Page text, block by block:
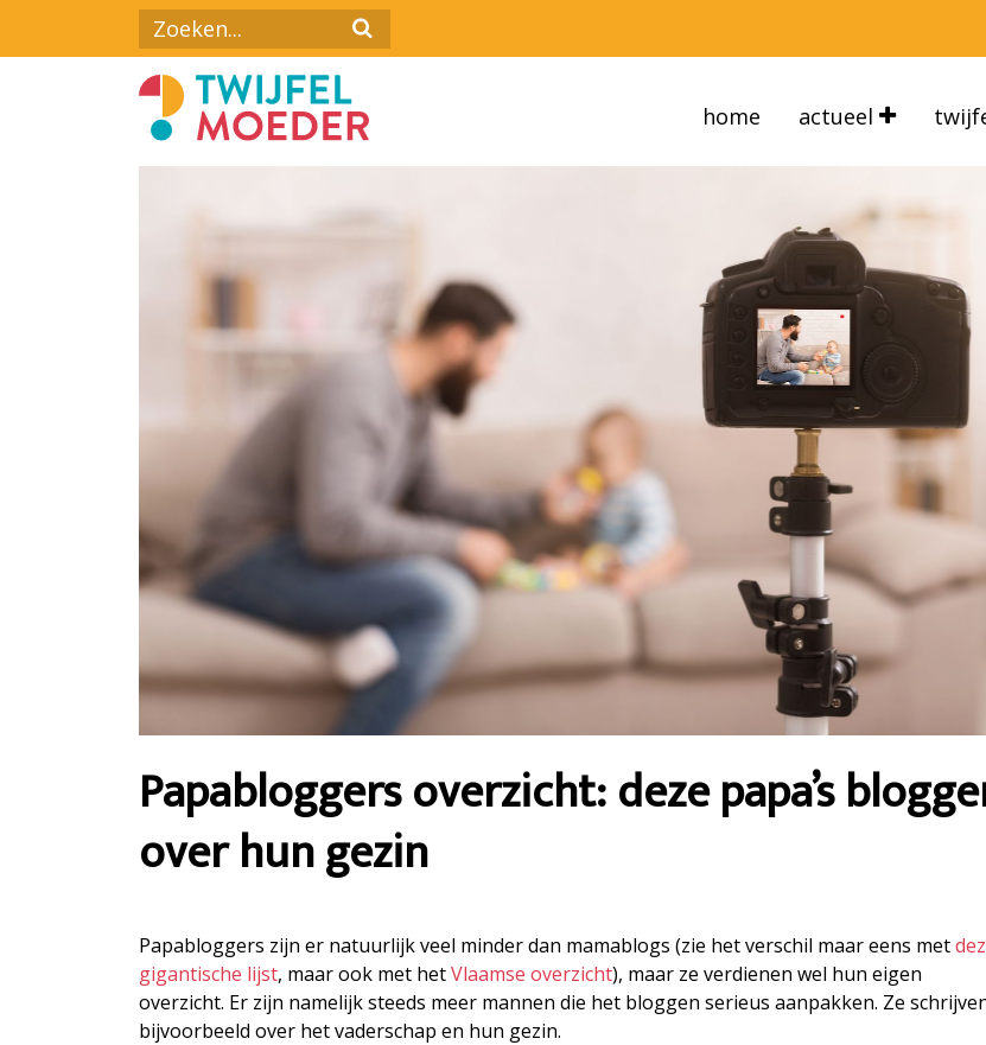
home actueel
Papabloggers overzicht: deze papa’s
over hun gezin
Papabloggers zijn er natuurlijk veel minder dan mamablogs (zie het verschil maar eens met
gigantische lijst, maar ook met hetVlaamse overzicht), maar ze verdienen wel hun eigen
overzicht. Er zijn namelijk steeds meer mannen die het bloggen serieus aanpakken. Ze
bijvoorbeeld over het vaderschap en hun gezin.